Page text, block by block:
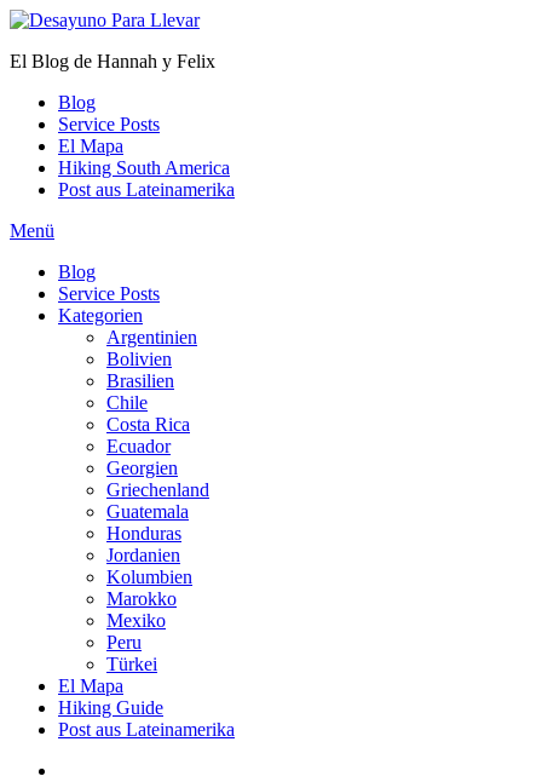
Zum
springen
El Blog de Hannah y Felix
Blog
Service Posts
El Mapa
Hiking South America
Post aus Lateinamerika
Menü
Blog
Service Posts
Kategorien
Argentinien
Bolivien
Brasilien
Chile
Costa Rica
Ecuador
Georgien
Griechenland
Guatemala
Honduras
Jordanien
Kolumbien
Marokko
Mexiko
Peru
Türkei
El Mapa
Hiking Guide
Post aus Lateinamerika